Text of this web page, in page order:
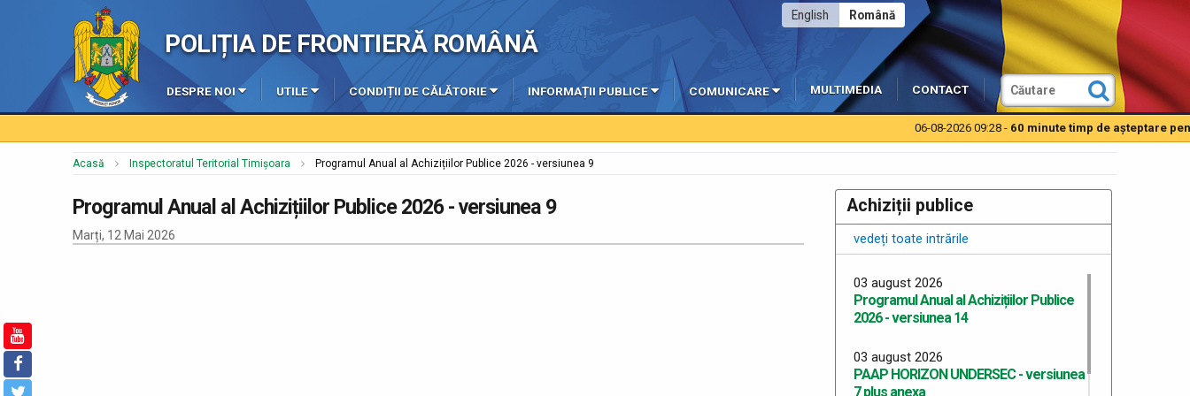
POLIȚIA DE FRONTIERĂ ROMÂNĂ
Română
English
DESPRE NOI UTILE CONDIȚII DE CĂLĂTORIE INFORMAȚII PUBLICE COMUNICARE MULTIMEDIA CONTACT
06-08-2026 09:28 -60 minute timp de aşteptare pentru
Acasă Inspectoratul Teritorial Timișoara Programul Anual al Achizițiilor Publice 2026 - versiunea 9
Programul Anual al Achizițiilor Publice 2026 - versiunea 9
Marți, 12 Mai 2026
Achiziții publice
vedeți toate intrările
03 august 2026
Programul Anual al Achizițiilor Publice
2026 - versiunea 14
03 august 2026
PAAP HORIZON UNDERSEC - versiunea
7 plus anexa